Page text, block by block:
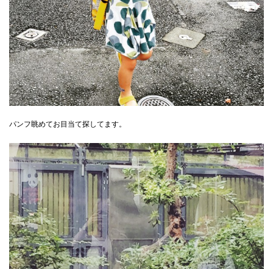
パンフ眺めてお目当て探してます。